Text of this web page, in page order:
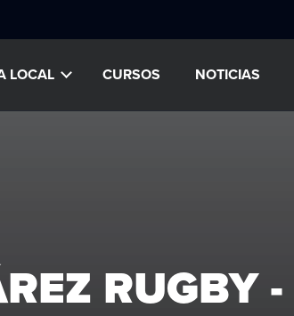
LOCAL CURSOS NOTICIAS
RUGBY -